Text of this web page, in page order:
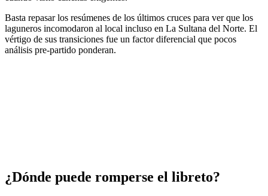
Basta repasar los resúmenes de los últimos cruces para ver que los
laguneros incomodaron al local incluso en La Sultana del Norte. El
vértigo de sus transiciones fue un factor diferencial que pocos
análisis pre-partido ponderan.
¿Dónde puede romperse el libreto?